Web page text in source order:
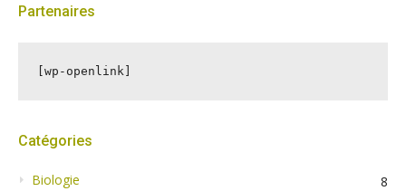
Partenaires
[wp-openlink]
Catégories
Biologie
8